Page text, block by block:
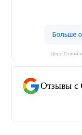
Дирс Строй
Отзывы с